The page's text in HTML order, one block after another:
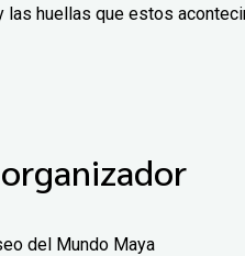
las huellas que estos
del Mundo Maya